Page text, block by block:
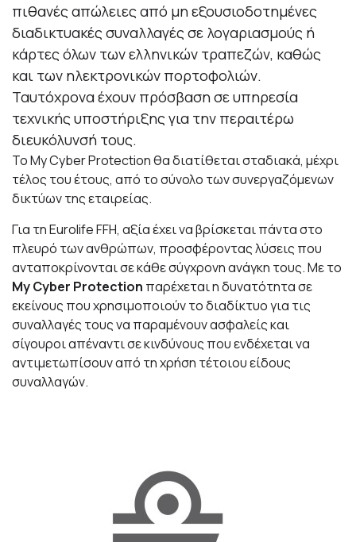
πιθανές απώλειες από μη εξουσιοδοτημένες
διαδικτυακές συναλλαγές σε λογαριασμούς ή
κάρτες όλων των ελληνικών τραπεζών, καθώς
και των ηλεκτρονικών πορτοφολιών.
Ταυτόχρονα έχουν πρόσβαση σε υπηρεσία
τεχνικής υποστήριξης για την περαιτέρω
διευκόλυνσή τους.
To My Cyber Protection θα διατίθεται σταδιακά, μέχρι
τέλος του έτους, από το σύνολο των συνεργαζόμενων
δικτύων της εταιρείας.
Για τη Eurolife FFH, αξία έχει να βρίσκεται πάντα στο
πλευρό των ανθρώπων, προσφέροντας λύσεις που
ανταποκρίνονται σε κάθε σύγχρονη ανάγκη τους. Με το
MyCyber Protection παρέχεται η δυνατότητα σε
εκείνους που χρησιμοποιούν το διαδίκτυο για τις
συναλλαγές τους να παραμένουν ασφαλείς και
σίγουροι απέναντι σε κινδύνους που ενδέχεται να
αντιμετωπίσουν από τη χρήση τέτοιου είδους
συναλλαγών.